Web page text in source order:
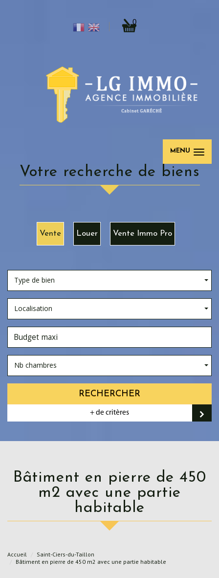
0
MENU
votre recherche de biens
Vente Louer Vente Immo Pro
Type de bien
Localisation
Nb chambres
RECHERCHER
+ de critères
Bâtiment en pierre de 450
m2 avec une partie
habitable
Accueil
Saint-Ciers-du-Taillon
Bâtiment en pierre de 450 m2 avec une partie habitable